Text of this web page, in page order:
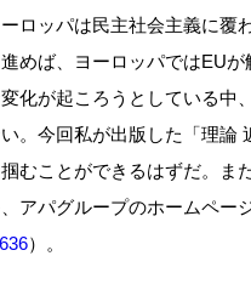
ロッパは民主社会主義に覆
めば、ヨーロッパではEU
化が起ころうとしている
。今回私が出版した「理
むことができるはずだ。
アパグループのホームペー
）。